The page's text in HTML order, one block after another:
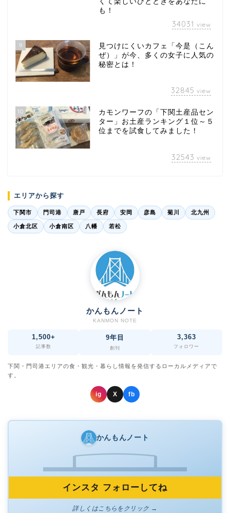
も！
34031 view
9
見つけにくいカフェ「今是（こん
ぜ）」が今、多くの女子に人気の
秘密とは！
32845 view
10
カモンワーフの「下関土産品セン
ター」お土産ランキング１位～５
位までを試食してみました！
32543 view
エリアから探す
下関市 門司港 唐戸 長府 安岡 彦島 菊川 北九州
小倉北区 小倉南区 八幡 若松
かんもんノート
KANMON NOTE
1,500+
記事数
9年目
創刊
3,363
フォロワー
下関・門司港エリアの食・観光・暮らし情報を発信するローカルメディアで
す。
ig X fb
かんもんノート
インスタ フォローしてね
詳しくはこちらをクリック →